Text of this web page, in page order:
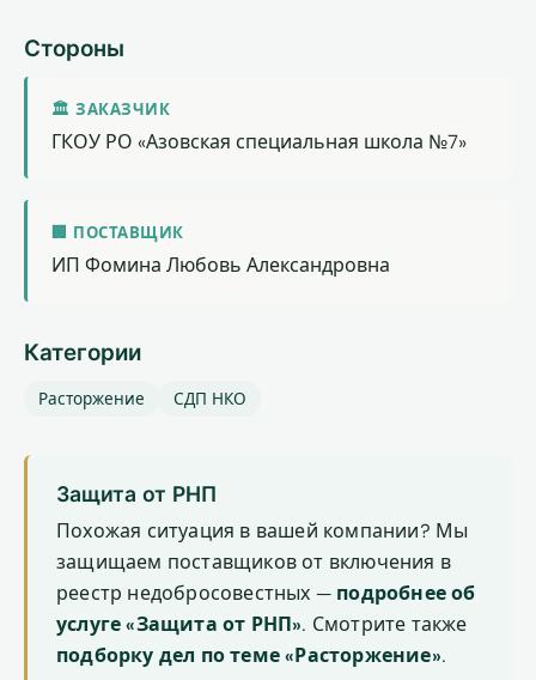
Стороны
🏛 ЗАКАЗЧИК
ГКОУ РО «Азовская специальная школа №7»
🏢 ПОСТАВЩИК
ИП Фомина Любовь Александровна
Категории
Расторжение СДП НКО
Защита от РНП
Похожая ситуация в вашей компании? Мы
защищаем поставщиков от включения в
реестр недобросовестных — подробнее об
услуге «Защита от РНП». Смотрите также
подборку дел по теме «Расторжение».